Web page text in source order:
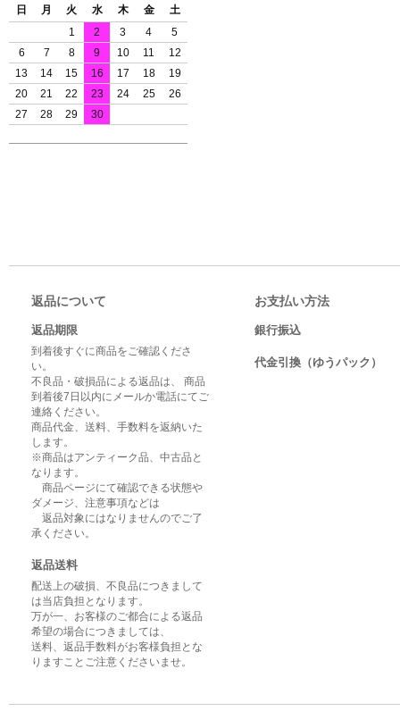
日
月 火 水 木 金
土
1
2 3 4
5
6
7 8 9 10 11
12
13
14 15 16 17 18
19
20
21 22 23 24 25
26
27
28 29 30
返品について
返品期限
到着後すぐに商品をご確認くださ
い。
不良品・破損品による返品は、 商品
到着後7日以内にメールか電話にてご
連絡ください。
商品代金、送料、手数料を返納いた
します。
※商品はアンティーク品、中古品と
なります。
商品ページにて確認できる状態や
ダメージ、注意事項などは
返品対象にはなりませんのでご了
承ください。
返品送料
配送上の破損、不良品につきまして
は当店負担となります。
万が一、お客様のご都合による返品
希望の場合につきましては、
送料、返品手数料がお客様負担とな
りますことご注意くださいませ。
お支払い方法
銀行振込
代金引換（ゆうパック）